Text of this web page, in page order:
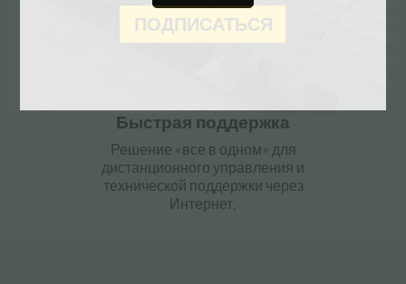
Быстрая поддержка
Решение «все в одном» для
дистанционного управления и
технической поддержки через
Интернет.
ПОДПИСАТЬСЯ